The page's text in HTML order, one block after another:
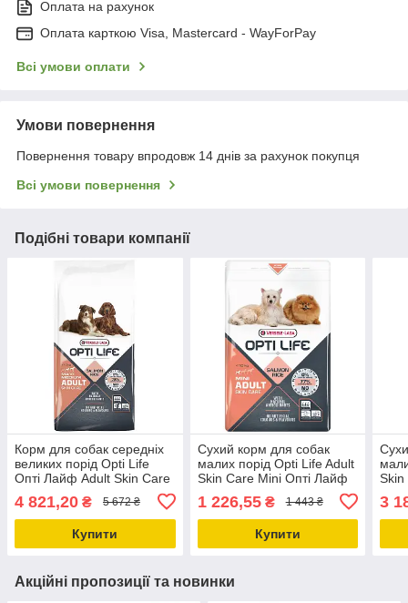
Оплата на рахунок
Оплата карткою Visa, Mastercard - WayForPay
Всі умови оплати
Умови повернення
Повернення товару впродовж 14 днів за рахунок покупця
Всі умови повернення
Подібні товари компанії
Корм для собак середніх
великих порід Opti Life
Опті Лайф Adult Skin Care
Medium&Maxi з лососем
12.5кг(311479)
4 821,20 ₴ 5 672 ₴
Купити
Сухий корм для собак
малих порід Opti Life Adult
Skin Care Mini Опті Лайф
Едалт Скін Кеа міні лосось
2.5кг
1 226,55₴ 1 443 ₴
Купити
7.5кг
3
Акційні пропозиції та новинки